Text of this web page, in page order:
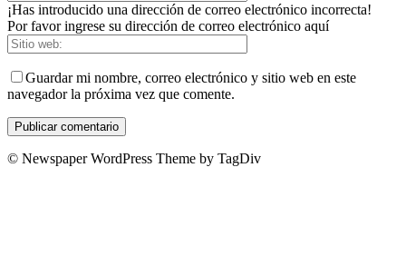
¡Has introducido una dirección de correo electrónico incorrecta!
Por favor ingrese su dirección de correo electrónico aquí
Guardar mi nombre, correo electrónico y sitio web en este
navegador la próxima vez que comente.
© Newspaper WordPress Theme by TagDiv